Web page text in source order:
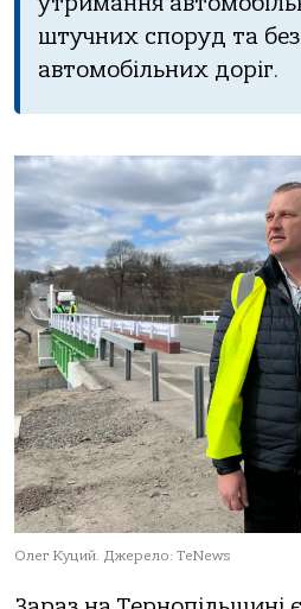
штучних споруд та
автомобільних доріг.
Олег Куций. Джерело: TeNews